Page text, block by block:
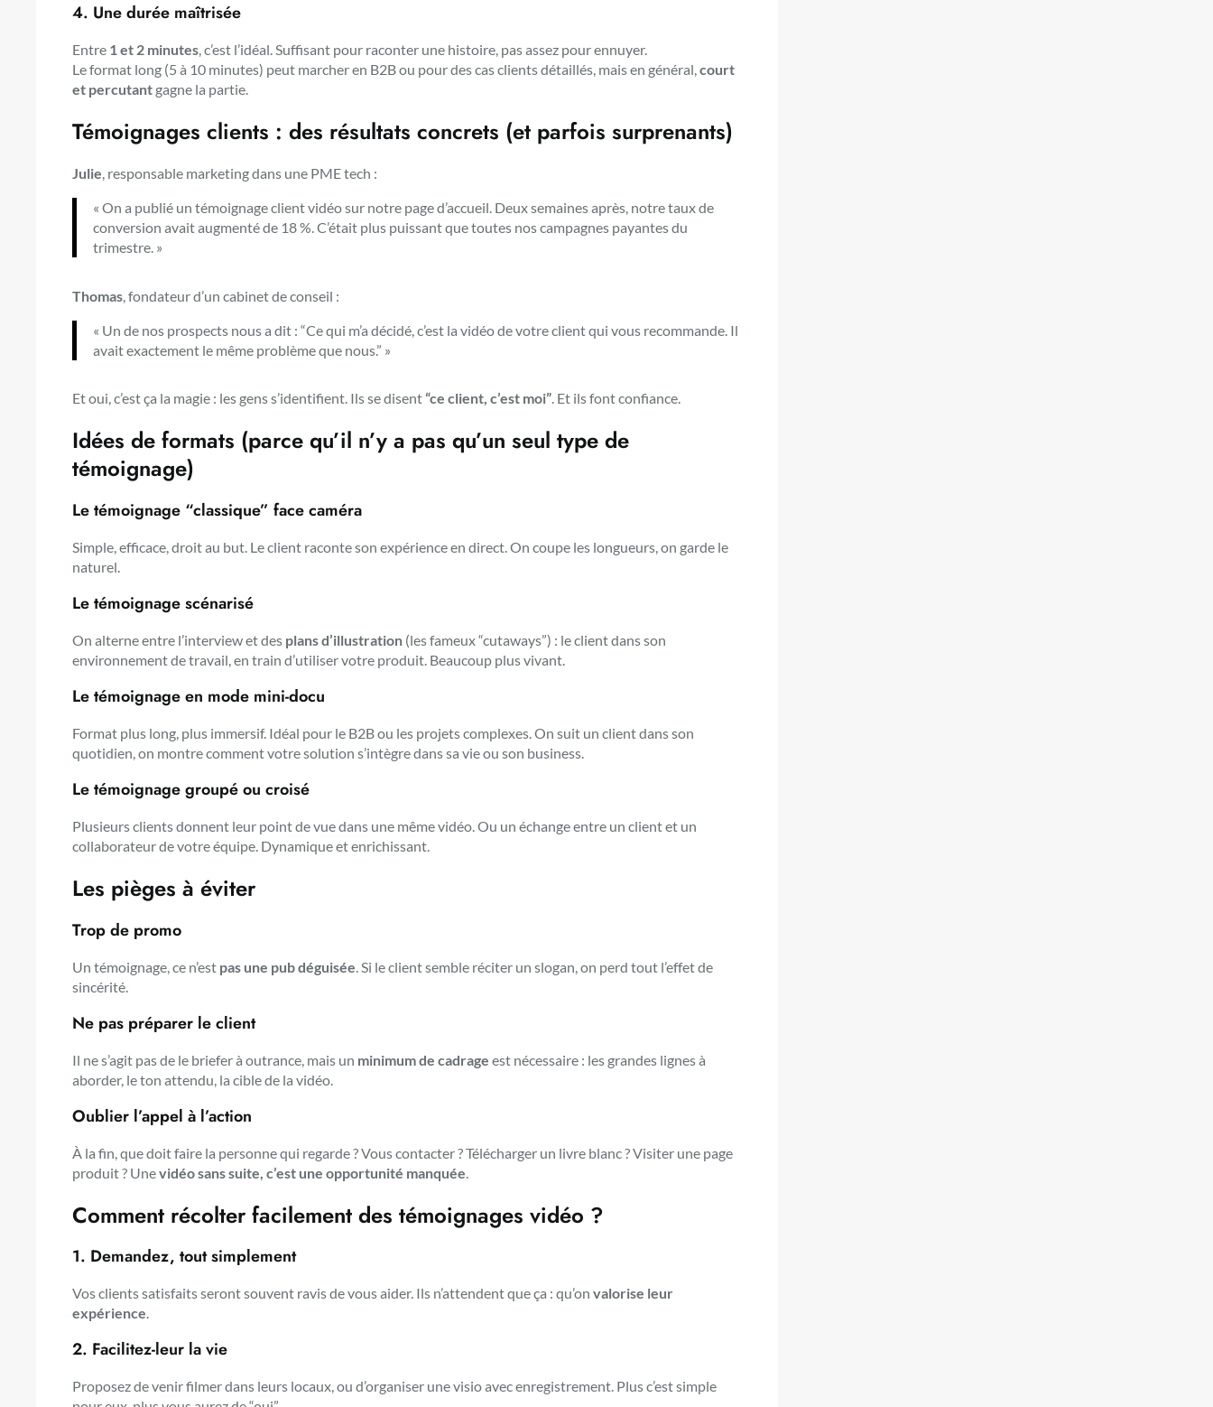
4. Unedurée maîtrisée
Entre 1 et 2 minutes, c’est l’idéal. Suffisant pour raconter une histoire, pas assez pour ennuyer.
Le format long (5 à 10 minutes) peut marcher en B2B ou pour des cas clients détaillés, mais en général,court
et percutant gagne la partie.
Témoignages clients : des résultats concrets (et parfois surprenants)
Julie, responsable marketing dans une PME tech :
« On a publié un témoignage client vidéo sur notre page d’accueil. Deux semaines après, notre taux de
conversion avait augmenté de 18 %. C’était plus puissant que toutes nos campagnes payantes du
trimestre. »
Thomas , fondateur d’un cabinet de conseil :
« Un de nos prospects nous a dit : “Ce qui m’a décidé, c’est la vidéo de votre client qui vous recommande. Il
avait exactement le même problème que nous.” »
Et oui, c’est ça la magie : les gens s’identifient. Ils se disent“ce client, c’est moi”. Et ils font confiance.
Idées de formats (parce qu’il n’y a pas qu’un seul type de
témoignage)
Le témoignage “classique” face caméra
Simple, efficace, droit au but. Le client raconte son expérience en direct. On coupe les longueurs, on garde le
naturel.
Le témoignage scénarisé
On alterne entre l’interview et des plans d’illustration (les fameux “cutaways”) : le client dans son
environnement de travail, en train d’utiliser votre produit. Beaucoup plus vivant.
Le témoignage en mode mini-docu
Format plus long, plus immersif. Idéal pour le B2B ou les projets complexes. On suit un client dans son
quotidien, on montre comment votre solution s’intègre dans sa vie ou son business.
Le témoignage groupé ou croisé
Plusieurs clients donnent leur point de vue dans une même vidéo. Ou un échange entre un client et un
collaborateur de votre équipe. Dynamique et enrichissant.
Les pièges à éviter
Trop de promo
Un témoignage, ce n’est pas une pub déguisée . Si le client semble réciter un slogan, on perd tout l’effet de
sincérité.
Ne pas préparer le client
Il ne s’agit pas de le briefer à outrance, mais un minimum de cadrage est nécessaire : les grandes lignes à
aborder, le ton attendu, la cible de la vidéo.
Oublier l’appel à l’action
À la fin, que doit faire la personne qui regarde ? Vous contacter ? Télécharger un livre blanc ? Visiter une page
produit ? Unevidéo sans suite, c’est une opportunité manquée
Comment récolter facilement des témoignages vidéo ?
1. Demandez, tout simplement
Vos clients satisfaits seront souvent ravis de vous aider. Ils n’attendent que ça : qu’on valorise leur
expérience.
2. Facilitez-leur la vie
Proposez de venir filmer dans leurs locaux, ou d’organiser une visio avec enregistrement. Plus c’est simple